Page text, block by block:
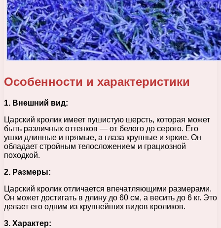
Особенности и характеристики
1. Внешний вид:
Царский кролик имеет пушистую шерсть, которая может
быть различных оттенков — от белого до серого. Его
ушки длинные и прямые, а глаза крупные и яркие. Он
обладает стройным телосложением и грациозной
походкой.
2. Размеры:
Царский кролик отличается впечатляющими размерами.
Он может достигать в длину до 60 см, а весить до 6 кг. Это
делает его одним из крупнейших видов кроликов.
3. Характер: